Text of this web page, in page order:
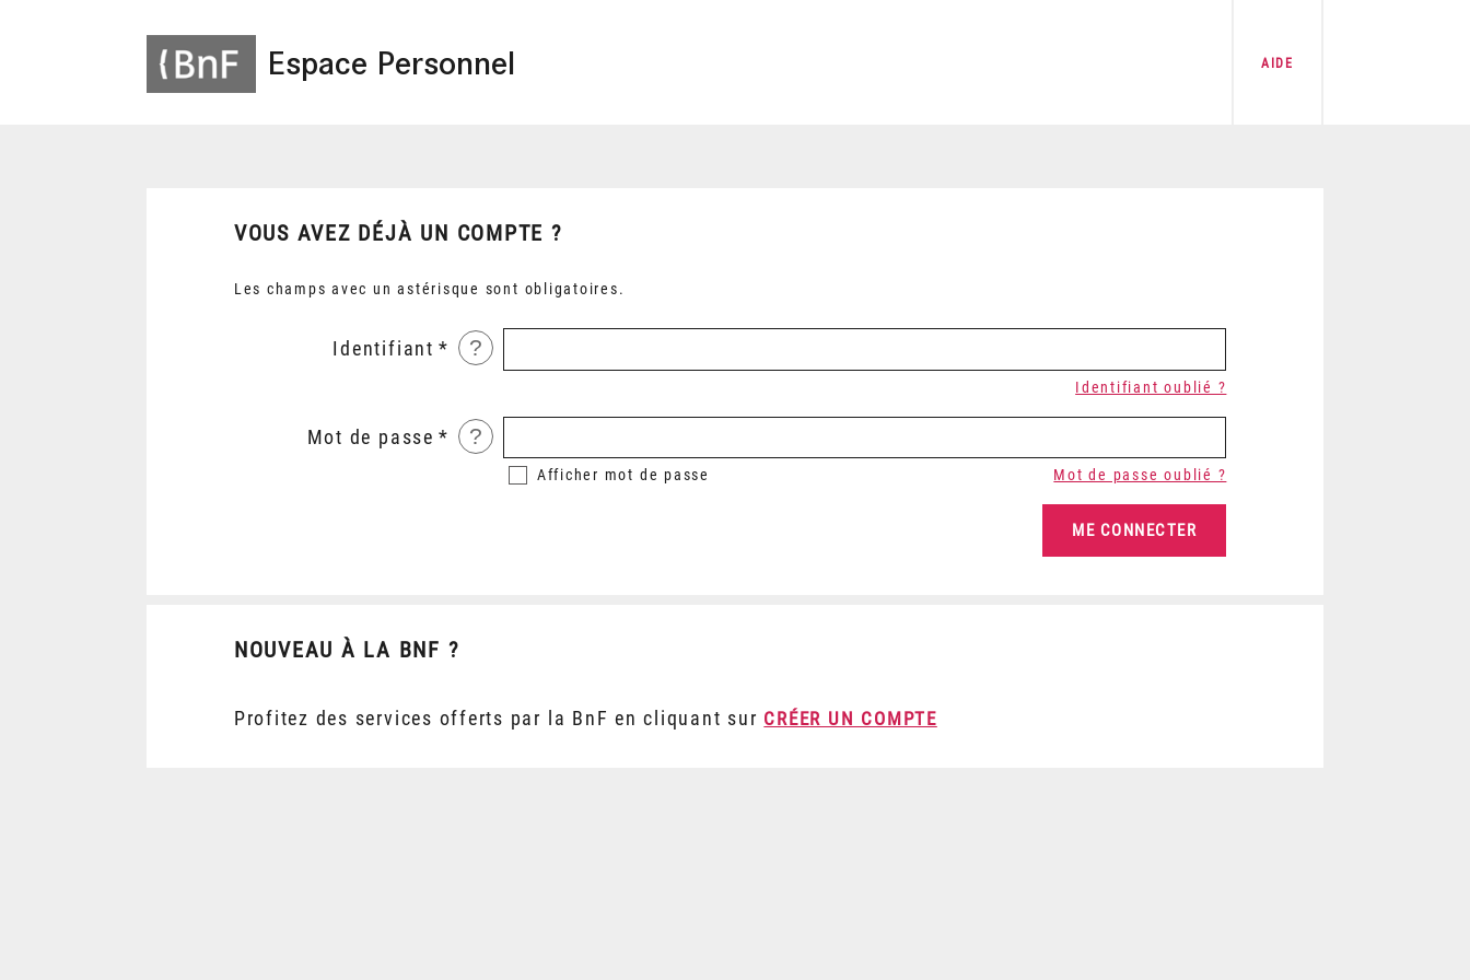
Espace Personnel AIDE
VOUS AVEZ DÉJÀ UN COMPTE ?
Les champs avec un astérisque sont obligatoires.
Identifiant ?
Identifiant oublié ?
Mot de passe ?
Afficher mot de passe Mot de passe oublié ?
NOUVEAU À LA BNF ?
Profitez des services offerts par la BnF en cliquant sur CRÉER UN COMPTE